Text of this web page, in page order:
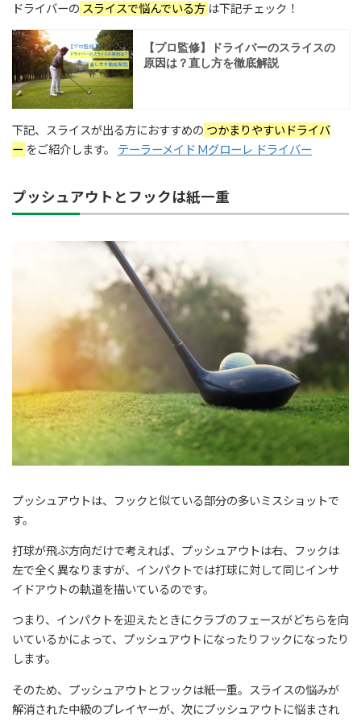
ドライバーの スライスで悩んでいる方 は下記チェック！
下記、スライスが出る方におすすめの つかまりやすいドライバ
ー をご紹介します。 テーラーメイド Mグローレ ドライバー
プッシュアウトとフックは紙一重
プッシュアウトは、フックと似ている部分の多いミスショットで
す。
打球が飛ぶ方向だけで考えれば、プッシュアウトは右、フックは
左で全く異なりますが、インパクトでは打球に対して同じインサ
イドアウトの軌道を描いているのです。
つまり、インパクトを迎えたときにクラブのフェースがどちらを向
いているかによって、プッシュアウトになったりフックになったり
します。
そのため、プッシュアウトとフックは紙一重。スライスの悩みが
解消された中級のプレイヤーが、次にプッシュアウトに悩まされ